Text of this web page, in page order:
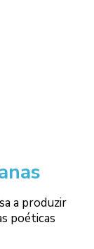
a produzir
poéticas